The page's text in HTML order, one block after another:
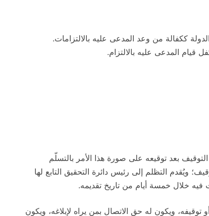
ككفالة من وعد المدعى عليه بالالتزامات.
المدعى عليه بالالتزام.
بعد توقيعه على صورة هذا الأمر بالتسلّم
ويُقدم التظلم إلى رئيس دائرة التحقيق التابع لها
فيه خلال خمسة أيام من تاريخ تقديمه.
ويكون له حق الاتصال بمن يراه لإبلاغه، ويكون